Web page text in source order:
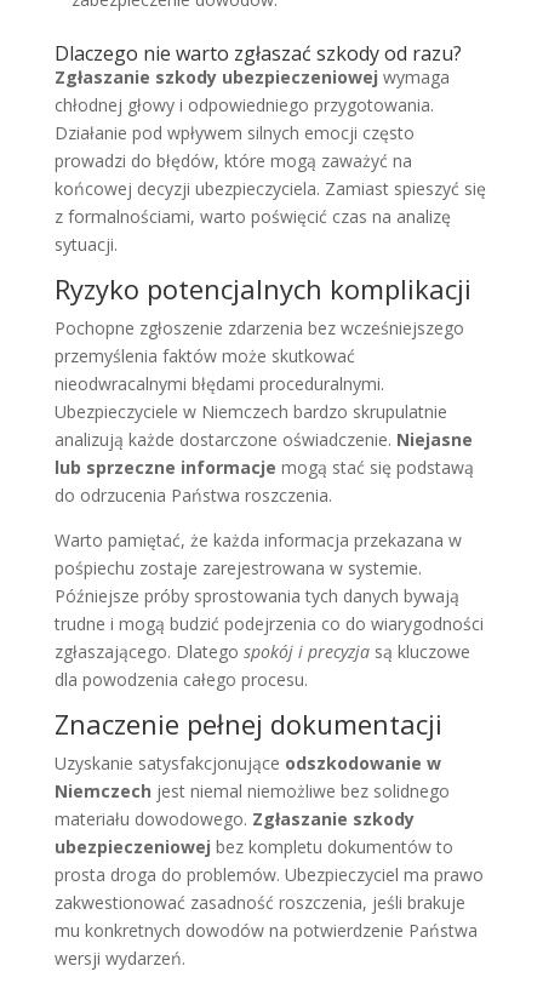
Dlaczego nie warto zgłaszać szkody od razu?
Zgłaszanie szkody ubezpieczeniowej wymaga
chłodnej głowy i odpowiedniego przygotowania.
Działanie pod wpływem silnych emocji często
prowadzi do błędów, które mogą zaważyć na
końcowej decyzji ubezpieczyciela. Zamiast spieszyć się
z formalnościami, warto poświęcić czas na analizę
sytuacji.
Ryzyko potencjalnych komplikacji
Pochopne zgłoszenie zdarzenia bez wcześniejszego
przemyślenia faktów może skutkować
nieodwracalnymi błędami proceduralnymi.
Ubezpieczyciele w Niemczech bardzo skrupulatnie
analizują każde dostarczone oświadczenie. Niejasne
lub sprzeczne informacje mogą stać się podstawą
do odrzucenia Państwa roszczenia.
Warto pamiętać, że każda informacja przekazana w
pośpiechu zostaje zarejestrowana w systemie.
Późniejsze próby sprostowania tych danych bywają
trudne i mogą budzić podejrzenia co do wiarygodności
zgłaszającego. Dlatego spokój i precyzjasą kluczowe
dla powodzenia całego procesu.
Znaczenie pełnej dokumentacji
Uzyskanie satysfakcjonujące odszkodowanie w
Niemczech jest niemal niemożliwe bez solidnego
materiału dowodowego. Zgłaszanie szkody
ubezpieczeniowej bez kompletu dokumentów to
prosta droga do problemów. Ubezpieczyciel ma prawo
zakwestionować zasadność roszczenia, jeśli brakuje
mu konkretnych dowodów na potwierdzenie Państwa
wersji wydarzeń.